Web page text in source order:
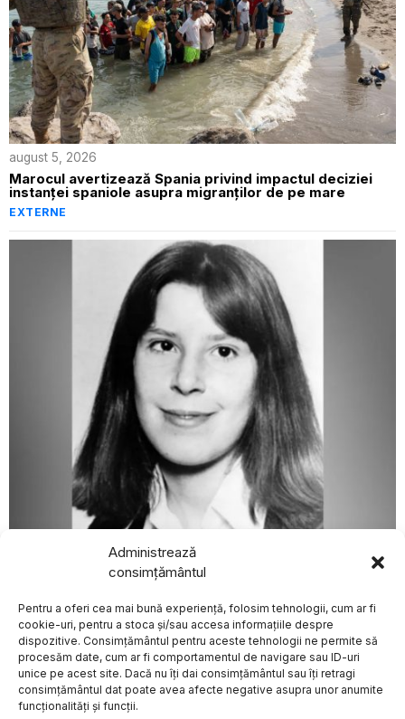
Administrează
consimțământul
Pentru a oferi cea mai bună experiență, folosim tehnologii, cum ar fi
cookie-uri, pentru a stoca și/sau accesa informațiile despre
dispozitive. Consimțământul pentru aceste tehnologii ne permite să
procesăm date, cum ar fi comportamentul de navigare sau ID-uri
unice pe acest site. Dacă nu îți dai consimțământul sau îți retragi
consimțământul dat poate avea afecte negative asupra unor anumite
funcționalități și funcții.
august 5, 2026
Marocul avertizează Spania privind impactul deciziei
instanței spaniole asupra migranților de pe mare
EXTERNE
Poliția britanică reia ancheta în cazul dispariției unei
Despre Politica de Confidențialitate Termeni și Conditii
Contact
Cookies
BREAKING NEWS
Telegram amendată
cu 10,5 milioane de
ruble de autoritățile
ruse pentru ne-
eliminarea
conținutului interzis